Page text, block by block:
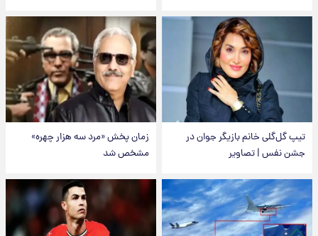
تیپ گل‌گلی خانم بازیگر جوان در
جشن نفس | تصاویر
زمان پخش «مرد سه هزار چهره»
مشخص شد